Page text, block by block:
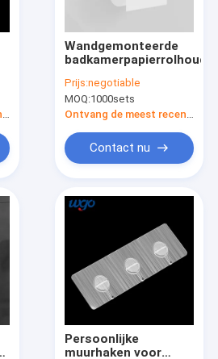
Wandgemonteerde
Prijs:negotiable
MOQ:1000sets
Contact nu
Persoonlijke
muurhaken voor